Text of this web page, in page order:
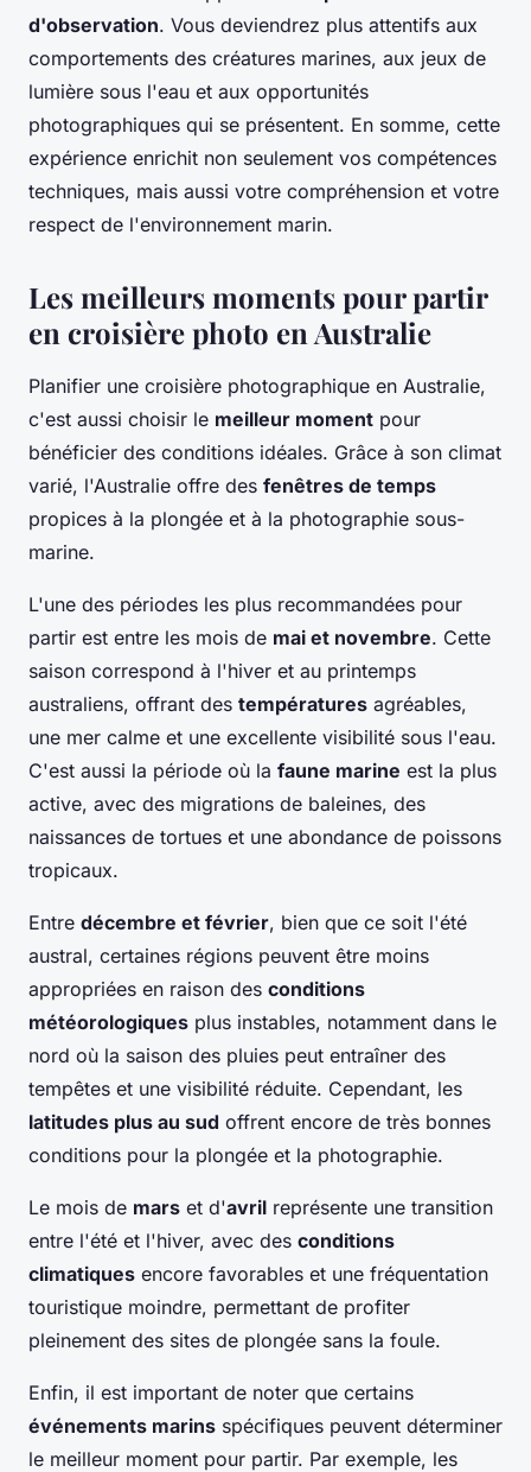
d'observation. Vous deviendrez plus attentifs aux
comportements des créatures marines, aux jeux de
lumière sous l'eau et aux opportunités
photographiques qui se présentent. En somme, cette
expérience enrichit non seulement vos compétences
techniques, mais aussi votre compréhension et votre
respect de l'environnement marin.
Les meilleurs moments pour partir
en croisière photo en Australie
Planifier une croisière photographique en Australie,
c'est aussi choisir le meilleur moment pour
bénéficier des conditions idéales. Grâce à son climat
varié, l'Australie offre des fenêtres de temps
propices à la plongée et à la photographie sous-
marine.
L'une des périodes les plus recommandées pour
partir est entre les mois de mai et novembre. Cette
saison correspond à l'hiver et au printemps
australiens, offrant des températures agréables,
une mer calme et une excellente visibilité sous l'eau.
C'est aussi la période où la faune marine est la plus
active, avec des migrations de baleines, des
naissances de tortues et une abondance de poissons
tropicaux.
Entre décembre et février, bien que ce soit l'été
austral, certaines régions peuvent être moins
appropriées en raison des conditions
météorologiques plus instables, notamment dans le
nord où la saison des pluies peut entraîner des
tempêtes et une visibilité réduite. Cependant, les
latitudes plus au sud offrent encore de très bonnes
conditions pour la plongée et la photographie.
Le mois de mars et d'avril représente une transition
entre l'été et l'hiver, avec des conditions
climatiques encore favorables et une fréquentation
touristique moindre, permettant de profiter
pleinement des sites de plongée sans la foule.
Enfin, il est important de noter que certains
événements marins spécifiques peuvent déterminer
le meilleur moment pour partir. Par exemple, les